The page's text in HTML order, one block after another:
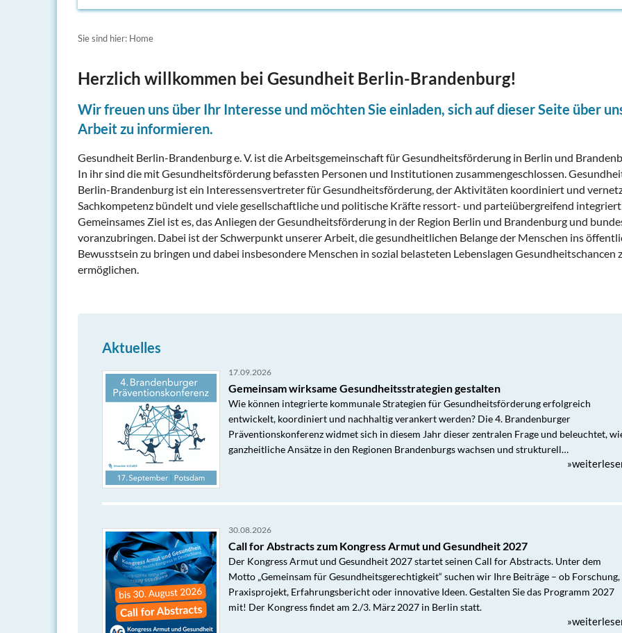
Sie sind hier: Home
Herzlich willkommen bei Gesundheit Berlin-Brandenburg!
Wir freuen uns über Ihr Interesse und möchten Sie einladen, sich auf dieser Seite über
Arbeit zu informieren.
Gesundheit Berlin-Brandenburg e. V. ist die Arbeitsgemeinschaft für Gesundheitsförderung in Berlin und
In ihr sind die mit Gesundheitsförderung befassten Personen und Institutionen zusammengeschlossen.
Berlin-Brandenburg ist ein Interessensvertreter für Gesundheitsförderung, der Aktivitäten koordiniert und
Sachkompetenz bündelt und viele gesellschaftliche und politische Kräfte ressort- und parteiübergreifend
Gemeinsames Ziel ist es, das Anliegen der Gesundheitsförderung in der Region Berlin und Brandenburg und
voranzubringen. Dabei ist der Schwerpunkt unserer Arbeit, die gesundheitlichen Belange der Menschen ins
Bewusstsein zu bringen und dabei insbesondere Menschen in sozial belasteten Lebenslagen Gesundheitschancen
ermöglichen.
Aktuelles
17.09.2026
Gemeinsam wirksame Gesundheitsstrategien gestalten
Wie können integrierte kommunale Strategien für Gesundheitsförderung erfolgreich
entwickelt, koordiniert und nachhaltig verankert werden? Die 4. Brandenburger
Präventionskonferenz widmet sich in diesem Jahr dieser zentralen Frage und beleuchtet,
ganzheitliche Ansätze in den Regionen Brandenburgs wachsen und strukturell…
30.08.2026
Call for Abstracts zum Kongress Armut und Gesundheit 2027
Der Kongress Armut und Gesundheit 2027 startet seinen Call for Abstracts. Unter dem
Motto „Gemeinsam für Gesundheitsgerechtigkeit“ suchen wir Ihre Beiträge – ob Forschung,
Praxisprojekt, Erfahrungsbericht oder innovative Ideen. Gestalten Sie das Programm 2027
mit! Der Kongress findet am 2./3. März 2027 in Berlin statt.